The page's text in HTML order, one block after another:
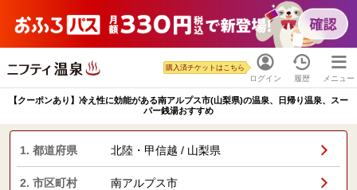
ログイン
購入済チケットはこちら
履歴 メニュー
【クーポンあり】冷え性に効能がある南アルプス市(山梨県)の温泉、日帰り温泉、スー
パー銭湯おすすめ
1. 都道府県 北陸・甲信越 / 山梨県
2. 市区町村 南アルプス市